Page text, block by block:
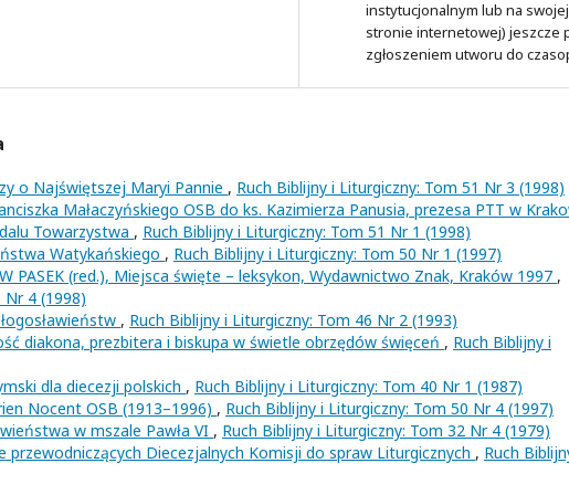
instytucjonalnym lub na swojej
stronie internetowej) jeszcze
zgłoszeniem utworu do
o Najświętszej Maryi Pannie , Ruch Biblijny i Liturgiczny: Tom 51 Nr 3 (1998)
Małaczyńskiego OSB do ks. Kazimierza Panusia, prezesa PTT w
Towarzystwa , Ruch Biblijny i Liturgiczny: Tom 51 Nr 1 (1998)
Watykańskiego , Ruch Biblijny i Liturgiczny: Tom 50 Nr 1 (1997)
PASEK (red.), Miejsca święte – leksykon, Wydawnictwo Znak, Kraków 1997 ,
Nr 4 (1998)
, Ruch Biblijny i Liturgiczny: Tom 46 Nr 2 (1993)
diakona, prezbitera i biskupa w świetle obrzędów święceń , Ruch Biblijny i
dla diecezji polskich , Ruch Biblijny i Liturgiczny: Tom 40 Nr 1 (1987)
Nocent OSB (1913–1996) , Ruch Biblijny i Liturgiczny: Tom 50 Nr 4 (1997)
w mszale Pawła VI , Ruch Biblijny i Liturgiczny: Tom 32 Nr 4 (1979)
przewodniczących Diecezjalnych Komisji do spraw Liturgicznych , Ruch